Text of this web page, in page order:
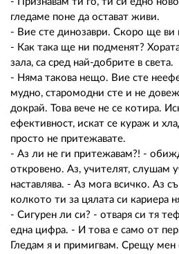
гледаме поне да остават живи.
- Вие сте динозаври. Скоро ще ви
- Как така ще ни подменят?
зала, са сред най-добрите в света.
- Няма такова нещо. Вие сте
мудно, старомодни сте и не
докрай. Това вече не се котира.
ефективност, искат се кураж и
просто не притежавате.
- Аз ли не ги притежавам?! -
откровено. Аз, учителят, слушам
наставлява. - Аз мога всичко. Аз
колкото ти за цялата си кариера
- Сигурен ли си? - отваря си тя
една цифра. - И това е само от
Гледам я и примигвам. Срещу